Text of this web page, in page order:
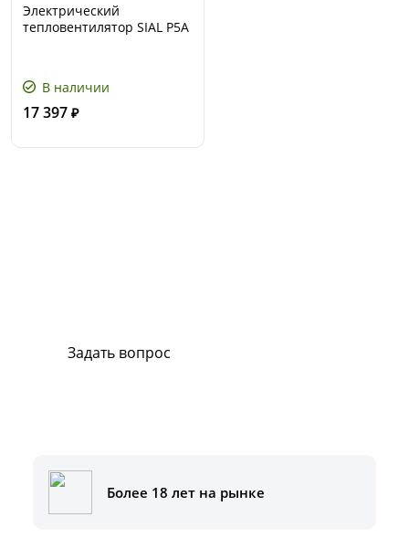
Электрический
тепловентилятор SIAL P5A
В наличии
17 397 ₽
Задать вопрос
Более 18 лет на рынке